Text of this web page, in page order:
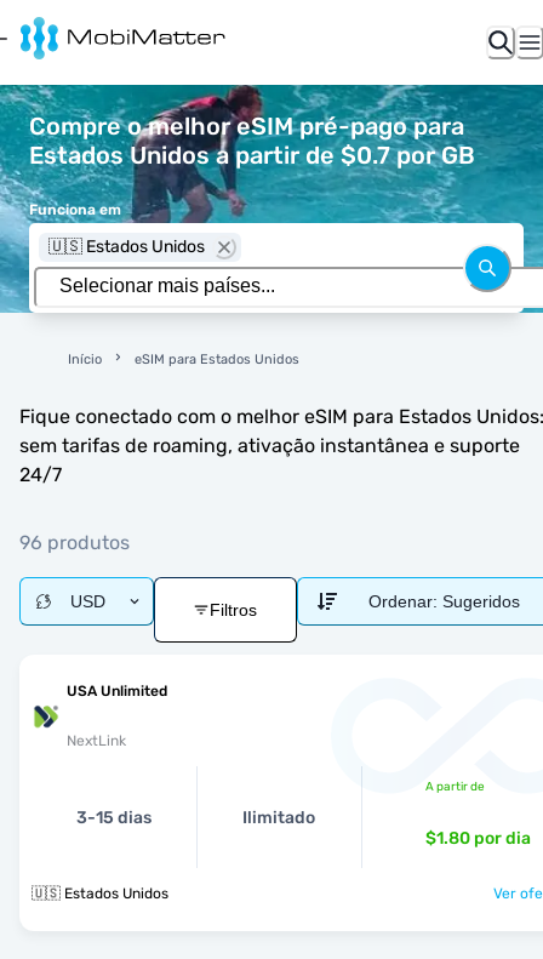
Compre o melhor eSIM pré-pago para
Estados Unidos a partir de $0.7 por GB
Funciona em
🇺🇸 Estados Unidos
Início eSIM para Estados Unidos
Fique conectado com o melhor eSIM para Estados Unidos:
sem tarifas de roaming, ativação instantânea e suporte
24/7
96 produtos
USD Filtros Ordenar: Sugeridos
USA Unlimited
NextLink
3-15 dias Ilimitado
A partir de
$1.80 por dia
🇺🇸 Estados Unidos Ver